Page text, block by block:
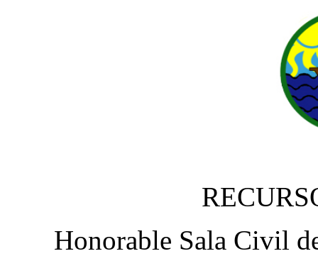
Honorable Sala Civil